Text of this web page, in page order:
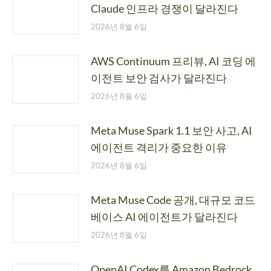
Claude 인프라 경쟁이 달라진다
2026년 8월 6일
AWS Continuum 프리뷰, AI 코딩 에
이전트 보안 검사가 달라진다
2026년 8월 6일
Meta Muse Spark 1.1 보안 사고, AI
에이전트 격리가 중요한 이유
2026년 8월 6일
Meta Muse Code 공개, 대규모 코드
베이스 AI 에이전트가 달라진다
2026년 8월 6일